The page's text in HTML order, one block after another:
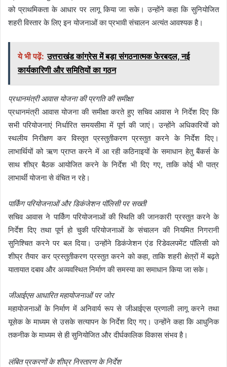
को प्राथमिकता के आधार पर लागू किया जा सके। उन्होंने कहा कि सुनियोजित
शहरी विस्तार के लिए इन योजनाओं का प्रभावी संचालन अत्यंत आवश्यक है।
ये भी पढ़ें: उत्तराखंड कांग्रेस में बड़ा संगठनात्मक फेरबदल, नई
कार्यकारिणी और समितियों का गठन
प्रधानमंत्री आवास योजना की प्रगति की समीक्षा
प्रधानमंत्री आवास योजना की समीक्षा करते हुए सचिव आवास ने निर्देश दिए कि
सभी परियोजनाएं निर्धारित समयसीमा में पूर्ण की जाएं। उन्होंने अधिकारियों को
स्थलीय निरीक्षण कर विस्तृत प्रस्तुतीकरण प्रस्तुत करने के निर्देश दिए।
लाभार्थियों को ऋण प्राप्त करने में आ रही कठिनाइयों के समाधान हेतु बैंकर्स के
साथ शीघ्र बैठक आयोजित करने के निर्देश भी दिए गए, ताकि कोई भी पात्र
लाभार्थी योजना से वंचित न रहे।
पार्किंग परियोजनाओं और डिकंजेशन पॉलिसी पर सख्ती
सचिव आवास ने पार्किंग परियोजनाओं की स्थिति की जानकारी प्रस्तुत करने के
निर्देश दिए तथा पूर्ण हो चुकी परियोजनाओं के संचालन की नियमित निगरानी
सुनिश्चित करने पर बल दिया। उन्होंने डिकंजेशन एंड रिडेवलपमेंट पॉलिसी को
शीघ्र तैयार कर प्रस्तुतीकरण प्रस्तुत करने को कहा, ताकि शहरी क्षेत्रों में बढ़ते
यातायात दबाव और अव्यवस्थित निर्माण की समस्या का समाधान किया जा सके।
जीआईएस आधारित महायोजनाओं पर जोर
महायोजनाओं के निर्माण में अनिवार्य रूप से जीआईएस प्रणाली लागू करने तथा
यूसेक के माध्यम से उसके सत्यापन के निर्देश दिए गए। उन्होंने कहा कि आधुनिक
तकनीक के माध्यम से ही सुनियोजित और दीर्घकालिक विकास संभव है।
लंबित प्रकरणों के शीघ्र निस्तारण के निर्देश